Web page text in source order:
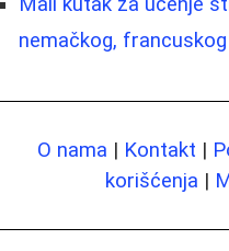
nemačkog,
O nama | Kontakt |
korišćenja |